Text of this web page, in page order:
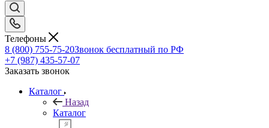
Телефоны
8 (800) 755-75-20Звонок бесплатный по РФ
+7 (987) 435-57-07
Заказать звонок
Каталог
Назад
Каталог